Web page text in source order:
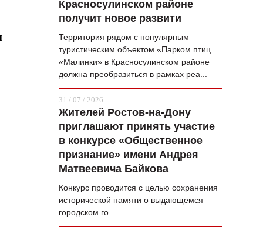
Красносулинском районе
получит новое развити
Территория рядом с популярным
туристическим объектом «Парком птиц
«Малинки» в Красносулинском районе
должна преобразиться в рамках реа...
31 / 07 / 2026
Жителей Ростов-на-Дону
приглашают принять участие
в конкурсе «Общественное
признание» имени Андрея
Матвеевича Байкова
Конкурс проводится с целью сохранения
исторической памяти о выдающемся
городском го...